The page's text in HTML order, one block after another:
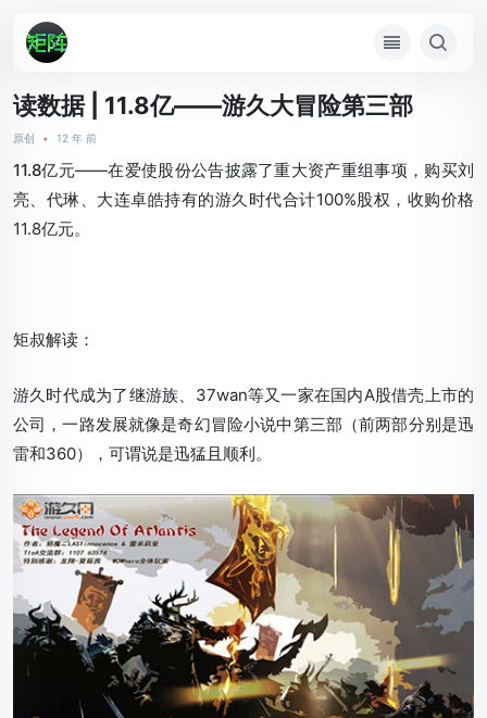
读数据 | 11.8亿——游久大冒险第三部
原创 • 12 年 前
11.8亿元——在爱使股份公告披露了重大资产重组事项，购买刘
亮、代琳、大连卓皓持有的游久时代合计100%股权，收购价格
11.8亿元。
矩叔解读：
游久时代成为了继游族、37wan等又一家在国内A股借壳上市的
公司，一路发展就像是奇幻冒险小说中第三部（前两部分别是迅
雷和360），可谓说是迅猛且顺利。